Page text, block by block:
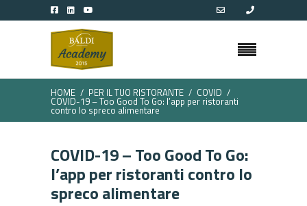
HOME PER IL TUO RISTORANTE COVID
COVID-19 – Too Good To Go: l’app per ristoranti
contro lo spreco alimentare
COVID-19 – Too Good To Go:
l’app per ristoranti contro lo
spreco alimentare